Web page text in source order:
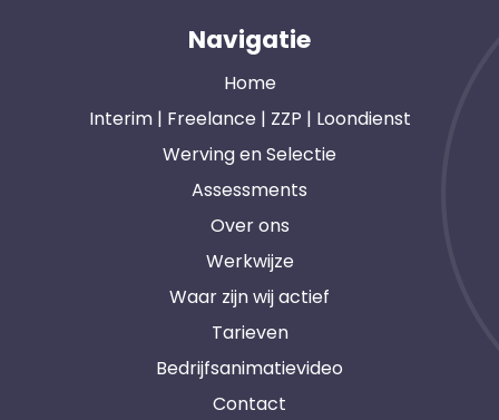
Navigatie
Home
Interim | Freelance | ZZP | Loondienst
Werving en Selectie
Assessments
Over ons
Werkwijze
Waar zijn wij actief
Tarieven
Bedrijfsanimatievideo
Contact